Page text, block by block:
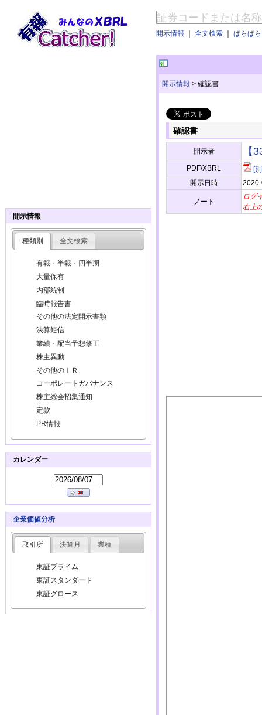
開示情報 ｜ 全文検索 ｜ ぱらぱ
開示情報 > 確認書
確認書
開示者 【
PDF/XBRL
[
開示日時
ノート
ログ
右上
開示情報
種類別 全文検索
有報・半報・四半期
大量保有
内部統制
臨時報告書
その他の法定開示書類
決算短信
業績・配当予想修正
株主異動
その他のＩＲ
コーポレートガバナンス
株主総会招集通知
定款
PR情報
カレンダー
企業価値分析
取引所 決算月 業種
東証プライム
東証スタンダード
東証グロース